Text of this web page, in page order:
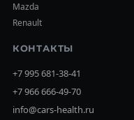
Mazda
Renault
КОНТАКТЫ
+7 995 681-38-41
+7 966 666-49-70
info@cars-health.ru